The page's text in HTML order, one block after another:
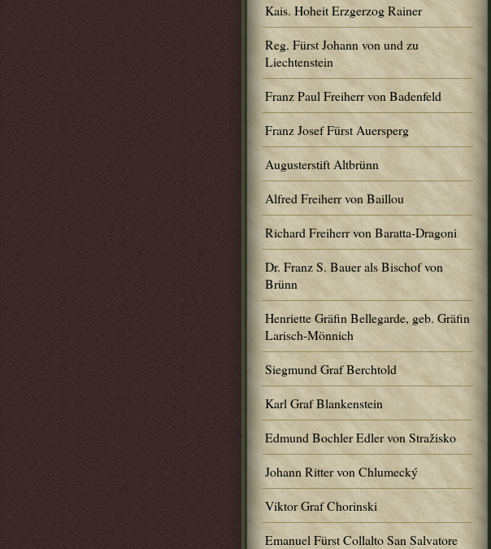
Kais. Hoheit Erzgerzog Rainer
Reg. Fürst Johann von und zu
Liechtenstein
Franz Paul Freiherr von Badenfeld
Franz Josef Fürst Auersperg
Augusterstift Altbrünn
Alfred Freiherr von Baillou
Richard Freiherr von Baratta-Dragoni
Dr. Franz S. Bauer als Bischof von
Brünn
Henriette Gräfin Bellegarde, geb. Gräfin
Larisch-Mönnich
Siegmund Graf Berchtold
Karl Graf Blankenstein
Edmund Bochler Edler von Stražisko
Johann Ritter von Chlumecký
Viktor Graf Chorinski
Emanuel Fürst Collalto San Salvatore